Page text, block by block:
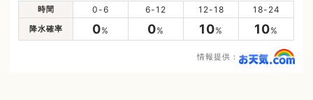
時間 0-6 6-12 12-18 18-24
降水確率 0% 0% 10% 10%
情報提供：